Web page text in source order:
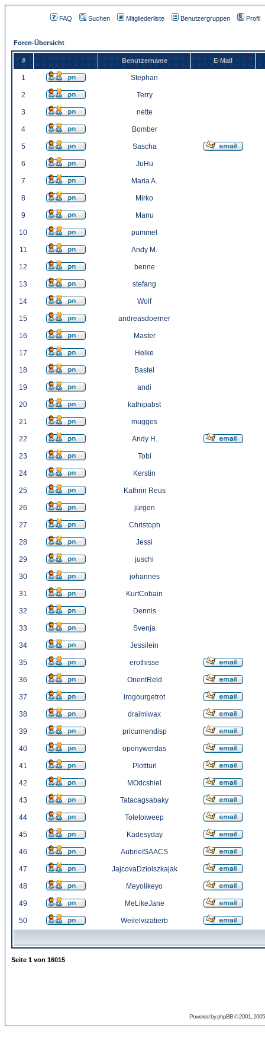
FAQ Suchen Mitgliederliste Benutzergruppen Profil
Foren-Übersicht
# Benutzername E-Mail
1 Stephan
2 Terry
3 nette
4 Bomber
5 Sascha
6 JuHu
7 Maria A.
8 Mirko
9 Manu
10 pummel
11 Andy M.
12 benne
13 stefang
14 Wolf
15 andreasdoerner
16 Master
17 Heike
18 Bastel
19 andi
20 kathipabst
21 mugges
22 Andy H.
23 Tobi
24 Kerstin
25 Kathrin Reus
26 jürgen
27 Christoph
28 Jessi
29 juschi
30 johannes
31 KurtCobain
32 Dennis
33 Svenja
34 Jessilein
35 erothisse
36 OnentReld
37 irogourgetrot
38 draimiwax
39 pricurnendisp
40 oponywerdas
41 Plottturl
42 MOdcshiel
43 Tatacagsabaky
44 Toletoiweep
45 Kadesyday
46 AubrieISAACS
47 JajcovaDziolszkajak
48 Meyolikeyo
49 MeLikeJane
50 Weilelvizatierb
Seite 1 von 16015
Powered byphpBB© 2001,